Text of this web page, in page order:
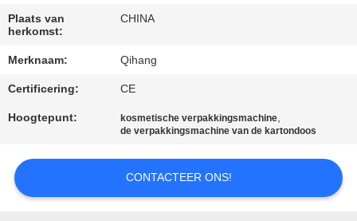
NIEUWS
VERZOEK
EEN
CITAAT
Plaats van
herkomst:
CHINA
Merknaam: Qihang
Certificering: CE
Hoogtepunt: kosmetische verpakkingsmachine,
de verpakkingsmachine van de kartondoos
CONTACTEER ONS!